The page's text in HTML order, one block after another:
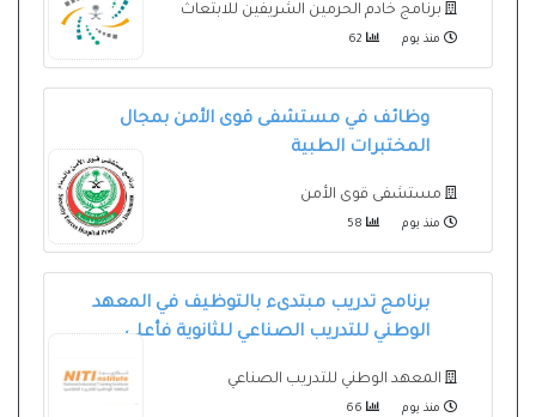
برنامج خادم الحرمين الشريفين للابتعاث
منذ يوم
وظائف في مستشفى قوى الأمن بمجال
المختبرات الطبية
مستشفى قوى الأمن
منذ يوم
برنامج تدريب مبتدىء بالتوظيف في المعهد
الوطني للتدريب الصناعي للثانوية فأعلى
المعهد الوطني للتدريب الصناعي
منذ يوم